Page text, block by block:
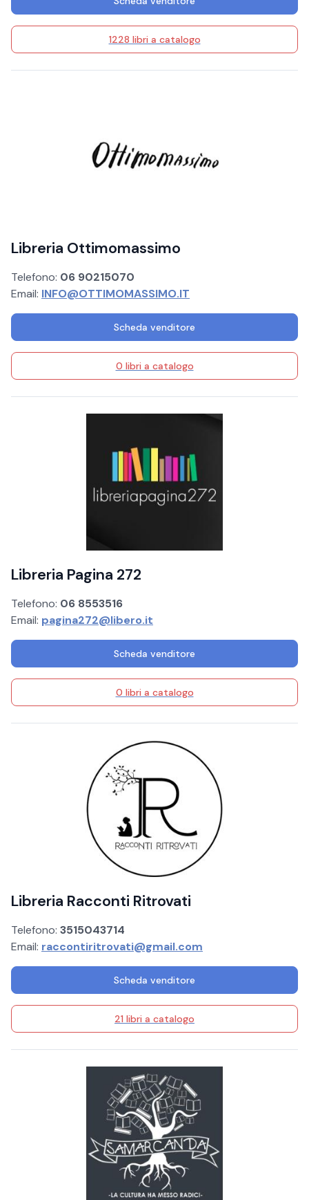
1228 libri a catalogo
Libreria Ottimomassimo
Telefono: 06 90215070
Email: INFO@OTTIMOMASSIMO.IT
Scheda venditore
0 libri a catalogo
Libreria Pagina 272
Telefono: 06 8553516
Email: pagina272@libero.it
Scheda venditore
0 libri a catalogo
Libreria Racconti Ritrovati
Telefono: 3515043714
Email: raccontiritrovati@gmail.com
Scheda venditore
21 libri a catalogo